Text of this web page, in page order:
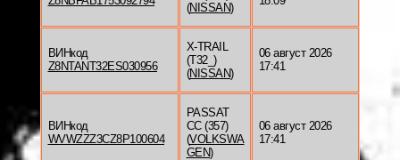
(NISSAN)
ВИНкод
Z8NTANT32ES030956
X-TRAIL
(T32_)
(NISSAN)
06 август 2026
17:41
ВИНкод
WVWZZZ3CZ8P100604
PASSAT
CC (357)
(VOLKSWA
GEN)
06 август 2026
17:41